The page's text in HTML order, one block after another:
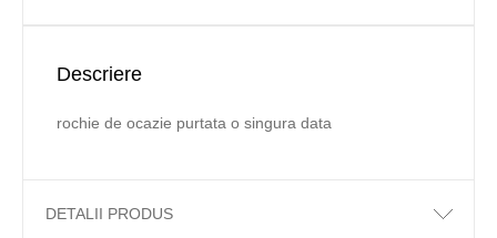
Descriere
rochie de ocazie purtata o singura data
DETALII PRODUS